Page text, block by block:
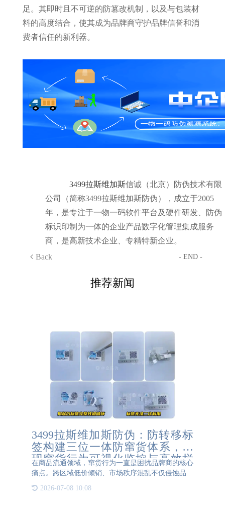
足。其即时且不可逆的防篡改机制，以及与包装材
料的高度结合，使其成为品牌商守护品牌信誉和消
费者信任的新利器。
3499拉斯维加斯信诚（北京）防伪技术有限
公司（简称3499拉斯维加斯防伪），成立于2005
年，是专注于一物一码软件平台及硬件研发、防伪
标识印制为一体的企业产品数字化管理集成服务
商，是高新技术企业、专精特新企业。
Back
- END -
推荐新闻
3499拉斯维加斯防伪：防转移标
签构建三位一体防窜货体系，实
现窜货行为可视化监控与高效拦
截
在商品流通领域，窜货行为一直是困扰品牌商的核心
痛点。跨区域低价倾销、市场秩序混乱不仅侵蚀品牌
利润，更会损害渠道信心和消费者权益。基于防转移
标签的三位一体防窜货体系，正在为品牌商提供全流
2026-07-08 10:08